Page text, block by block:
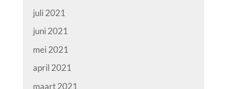
juli 2021
juni 2021
mei 2021
april 2021
maart 2021